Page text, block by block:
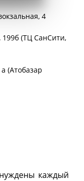
4
(ТЦ СанСити,
(Атобазар
каждый